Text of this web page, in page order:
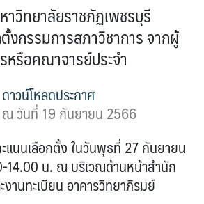
าวิทยาลัยราชภัฏเพชรบุรี
งกรรมการสภาวิชาการ จากผู้
หรือคณาจารย์ประจำ
ดาวน์โหลดประกาศ
ณ วันที่ 19 กันยายน 2566
เลือกตั้ง ในวันพุธที่ 27 กันยายน
14.00 น. ณ บริเวณด้านหน้าสำนัก
งานทะเบียน อาคารวิทยาภิรมย์